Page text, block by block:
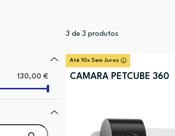
130,00 €
3 de 3 produtos
Até 10x Sem Juros
CÂMARA PETCUBE 360